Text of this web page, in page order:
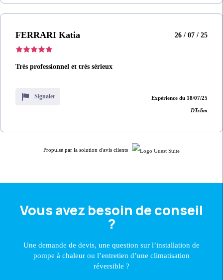
FERRARI Katia 26 / 07 / 25
Très professionnel et très sérieux
Signaler Expérience du 18/07/25
DTclim
Propulsé par la solution d'avis clients
Vous avez besoin de conseil
?
Une demande de devis, une question sur l’installation de
pompe à chaleur ou l’entretien d’une climatisation
réversible ?